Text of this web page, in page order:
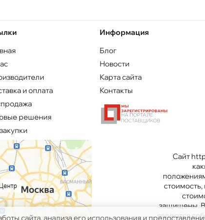
и оплата
решения
Информация
Блог
Новости
Карта сайта
Контакты
Сайт
стоимость,
защищены.
являются
сайта, анализа его использования и